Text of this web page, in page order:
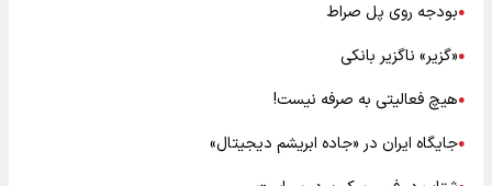
●بودجه روی پل صراط
●«گزیر» ناگزیر بانکی
●هیچ فعالیتی به صرفه نیست!
●جایگاه ایران در «جاده ابریشم دیجیتال»